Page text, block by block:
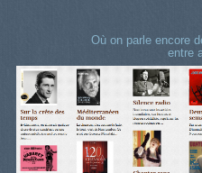
Où on parle encore
entre